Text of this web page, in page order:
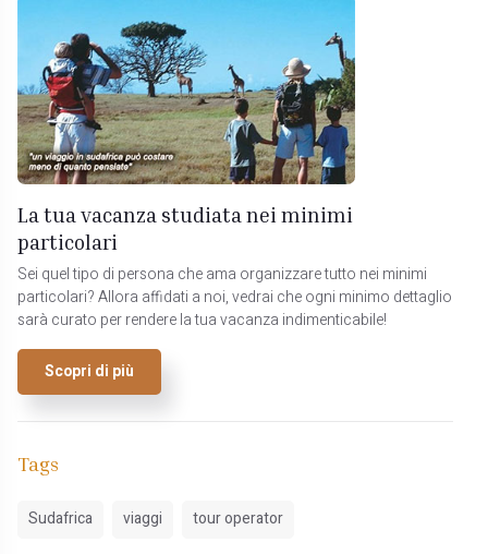
La tua vacanza studiata nei minimi
particolari
Sei quel tipo di persona che ama organizzare tutto nei minimi
particolari? Allora affidati a noi, vedrai che ogni minimo dettaglio
sarà curato per rendere la tua vacanza indimenticabile!
Scopri di più
Tags
Sudafrica viaggi tour operator